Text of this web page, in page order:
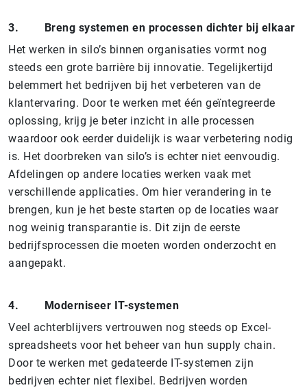
3.
Breng systemen en processen dichter bij elkaar
Het werken in silo’s binnen organisaties vormt nog
steeds een grote barrière bij innovatie. Tegelijkertijd
belemmert het bedrijven bij het verbeteren van de
klantervaring. Door te werken met één geïntegreerde
oplossing, krijg je beter inzicht in alle processen
waardoor ook eerder duidelijk is waar verbetering nodig
is. Het doorbreken van silo’s is echter niet eenvoudig.
Afdelingen op andere locaties werken vaak met
verschillende applicaties. Om hier verandering in te
brengen, kun je het beste starten op de locaties waar
nog weinig transparantie is. Dit zijn de eerste
bedrijfsprocessen die moeten worden onderzocht en
aangepakt.
4.
Moderniseer IT-systemen
Veel achterblijvers vertrouwen nog steeds op Excel-
spreadsheets voor het beheer van hun supply chain.
Door te werken met gedateerde IT-systemen zijn
bedrijven echter niet flexibel. Bedrijven worden